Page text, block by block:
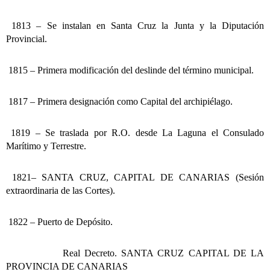
1813 – Se instalan en Santa Cruz la Junta y la Diputación
Provincial.
1815 – Primera modificación del deslinde del término municipal.
1817 – Primera designación como Capital del archipiélago.
1819 – Se traslada por R.O. desde La Laguna el Consulado
Marítimo y Terrestre.
1821– SANTA CRUZ, CAPITAL DE CANARIAS (Sesión
extraordinaria de las Cortes).
1822 – Puerto de Depósito.
Real Decreto. SANTA CRUZ CAPITAL DE LA
PROVINCIA DE CANARIAS